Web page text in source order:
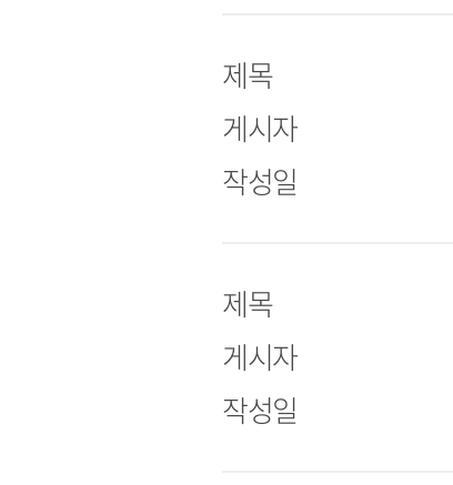
제목
게시자
작성일
제목
게시자
작성일